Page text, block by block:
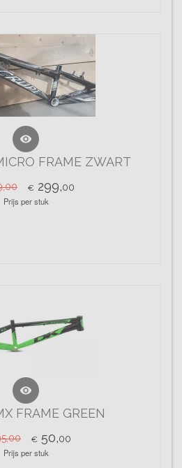

FRAME ZWART
€ 299,00
Prijs per stuk

FRAME GREEN
€ 50,00
Prijs per stuk